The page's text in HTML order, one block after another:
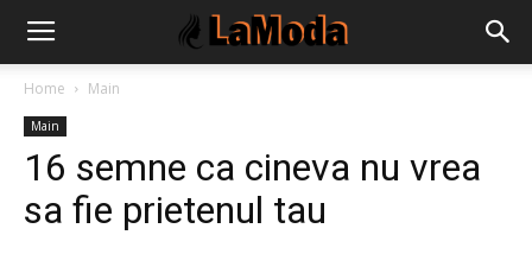
Home Main
Main
16 semne ca cineva nu vrea
sa fie prietenul tau